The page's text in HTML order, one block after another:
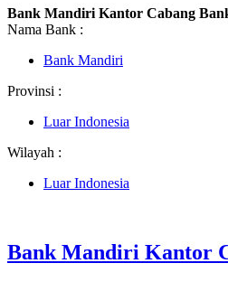
Bank Mandiri Kantor Cabang
Nama Bank :
Bank Mandiri
Provinsi :
Luar Indonesia
Wilayah :
Luar Indonesia
Bank Mandiri Kantor